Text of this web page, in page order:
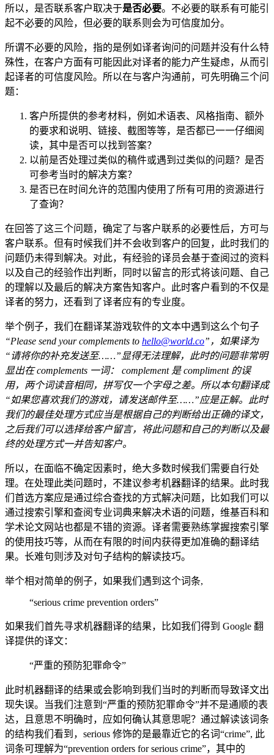
所以，是否联系客户取决于是否必要。不必要的联系有可能引
起不必要的风险，但必要的联系则会为可信度加分。
所谓不必要的风险，指的是例如译者询问的问题并没有什么特
殊性，在客户方面有可能因此对译者的能力产生疑虑，从而引
起译者的可信度风险。所以在与客户沟通前，可先明确三个问
题：
客户所提供的参考材料，例如术语表、风格指南、额外
的要求和说明、链接、截图等等，是否都已一一仔细阅
读，其中是否可以找到答案？
以前是否处理过类似的稿件或遇到过类似的问题？是否
可参考当时的解决方案？
是否已在时间允许的范围内使用了所有可用的资源进行
了查询？
在回答了这三个问题，确定了与客户联系的必要性后，方可与
客户联系。但有时候我们并不会收到客户的回复，此时我们的
问题仍未得到解决。对此，有经验的译员会基于查阅过的资料
以及自己的经验作出判断，同时以留言的形式将该问题、自己
的理解以及最后的解决方案告知客户。此时客户看到的不仅是
译者的努力，还看到了译者应有的专业度。
举个例子，我们在翻译某游戏软件的文本中遇到这么个句子
“Please send your complements to hello@world.co”，如果译为
“请将你的补充发送至……”显得无法理解，此时的问题非常明
显出在 complements 一词： complement 是 compliment 的误
用，两个词读音相同，拼写仅一个字母之差。所以本句翻译成
“如果您喜欢我们的游戏，请发送邮件至……”应是正解。此时
我们的最佳处理方式应当是根据自己的判断给出正确的译文，
之后我们可以选择给客户留言，将此问题和自己的判断以及最
终的处理方式一并告知客户。
所以，在面临不确定因素时，绝大多数时候我们需要自行处
理。在处理此类问题时，不建议参考机器翻译的结果。此时我
们首选方案应是通过综合查找的方式解决问题，比如我们可以
通过搜索引擎和查阅专业词典来解决术语的问题，维基百科和
学术论文网站也都是不错的资源。译者需要熟练掌握搜索引擎
的使用技巧等，从而在有限的时间内获得更加准确的翻译结
果。长难句则涉及对句子结构的解读技巧。
举个相对简单的例子，如果我们遇到这个词条,
“serious crime prevention orders”
如果我们首先寻求机器翻译的结果，比如我们得到 Google 翻
译提供的译文：
“严重的预防犯罪命令”
此时机器翻译的结果或会影响到我们当时的判断而导致译文出
现失误。当我们注意到“严重的预防犯罪命令”并不是通顺的表
达，且意思不明确时，应如何确认其意思呢？通过解读该词条
的结构我们看到，serious 修饰的是最靠近它的名词“crime”, 此
词条可理解为“prevention orders for serious crime”，其中的